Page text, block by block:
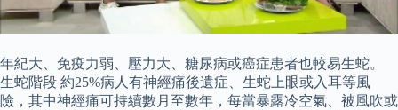
年紀大、免疫力弱、壓力大、糖尿病或癌症患者也較易生蛇。
生蛇階段 約25%病人有神經痛後遺症、生蛇上眼或入耳等風
險，其中神經痛可持續數月至數年，每當暴露冷空氣、被風吹或